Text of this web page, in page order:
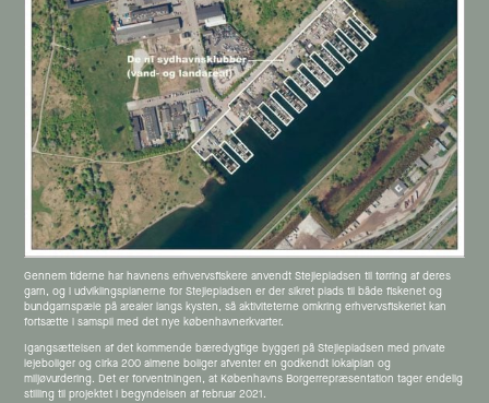
Gennem tiderne har havnens erhvervsfiskere anvendt Stejlepladsen til tørring af deres
garn, og i udviklingsplanerne for Stejlepladsen er der sikret plads til både fiskenet og
bundgarnspæle på arealer langs kysten, så aktiviteterne omkring erhvervsfiskeriet kan
fortsætte i samspil med det nye københavnerkvarter.
Igangsættelsen af det kommende bæredygtige byggeri på Stejlepladsen med private
lejeboliger og cirka 200 almene boliger afventer en godkendt lokalplan og
miljøvurdering. Det er forventningen, at Københavns Borgerrepræsentation tager endelig
stilling til projektet i begyndelsen af februar 2021.